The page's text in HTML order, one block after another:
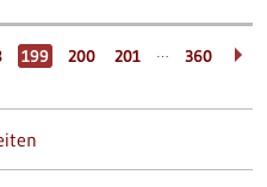
199 200 201 … 360